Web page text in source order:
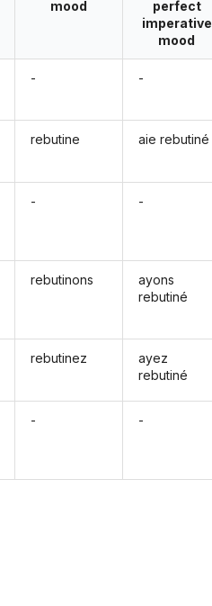
mood
-
rebutine
-
rebutinons
rebutinez
-
perfect
imperative
mood
-
aie rebutiné
-
ayons
rebutiné
ayez
rebutiné
-